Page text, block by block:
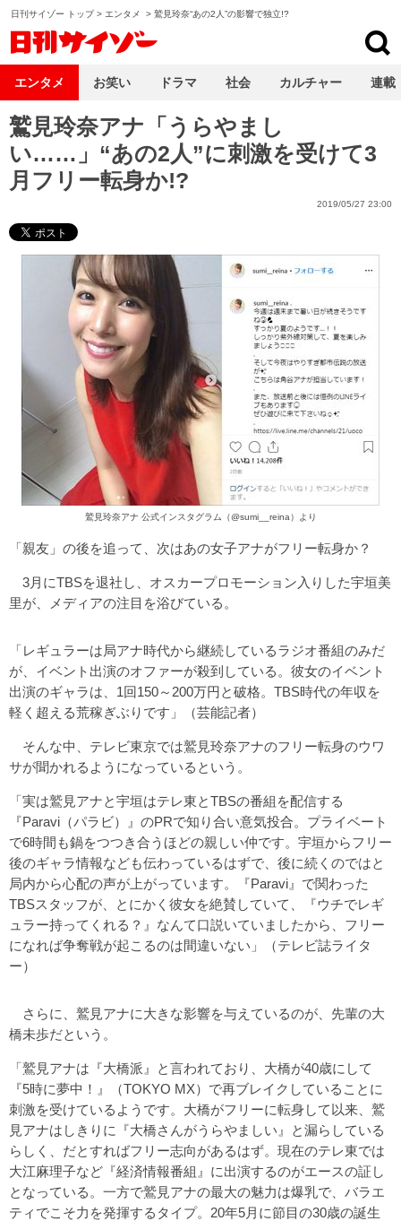
日刊サイゾー トップ> エンタメ > 鷲見玲奈“あの2人”の影響で独立!?
鷲見玲奈アナ「うらやまし
い……」“あの2人”に刺激を受けて3
月フリー転身か!?
2019/05/27 23:00
鷲見玲奈アナ 公式インスタグラム（@sumi__reina）より
「親友」の後を追って、次はあの女子アナがフリー転身か？
3月にTBSを退社し、オスカープロモーション入りした宇垣美
里が、メディアの注目を浴びている。
「レギュラーは局アナ時代から継続しているラジオ番組のみだ
が、イベント出演のオファーが殺到している。彼女のイベント
出演のギャラは、1回150～200万円と破格。TBS時代の年収を
軽く超える荒稼ぎぶりです」（芸能記者）
そんな中、テレビ東京では鷲見玲奈アナのフリー転身のウワ
サが聞かれるようになっているという。
「実は鷲見アナと宇垣はテレ東とTBSの番組を配信する
『Paravi（パラビ）』のPRで知り合い意気投合。プライベート
で6時間も鍋をつつき合うほどの親しい仲です。宇垣からフリー
後のギャラ情報なども伝わっているはずで、後に続くのではと
局内から心配の声が上がっています。『Paravi』で関わった
TBSスタッフが、とにかく彼女を絶賛していて、『ウチでレギ
ュラー持ってくれる？』なんて口説いていましたから、フリー
になれば争奪戦が起こるのは間違いない」（テレビ誌ライタ
ー）
さらに、鷲見アナに大きな影響を与えているのが、先輩の大
橋未歩だという。
「鷲見アナは『大橋派』と言われており、大橋が40歳にして
『5時に夢中！』（TOKYO MX）で再ブレイクしていることに
刺激を受けているようです。大橋がフリーに転身して以来、鷲
見アナはしきりに『大橋さんがうらやましい』と漏らしている
らしく、だとすればフリー志向があるはず。現在のテレ東では
大江麻理子など『経済情報番組』に出演するのがエースの証し
となっている。一方で鷲見アナの最大の魅力は爆乳で、バラエ
ティでこそ力を発揮するタイプ。20年5月に節目の30歳の誕生
エンタメ お笑い ドラマ 社会 カルチャー 連載